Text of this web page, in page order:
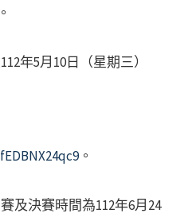
年5月10日（星期三）
。
及決賽時間為112年6月24